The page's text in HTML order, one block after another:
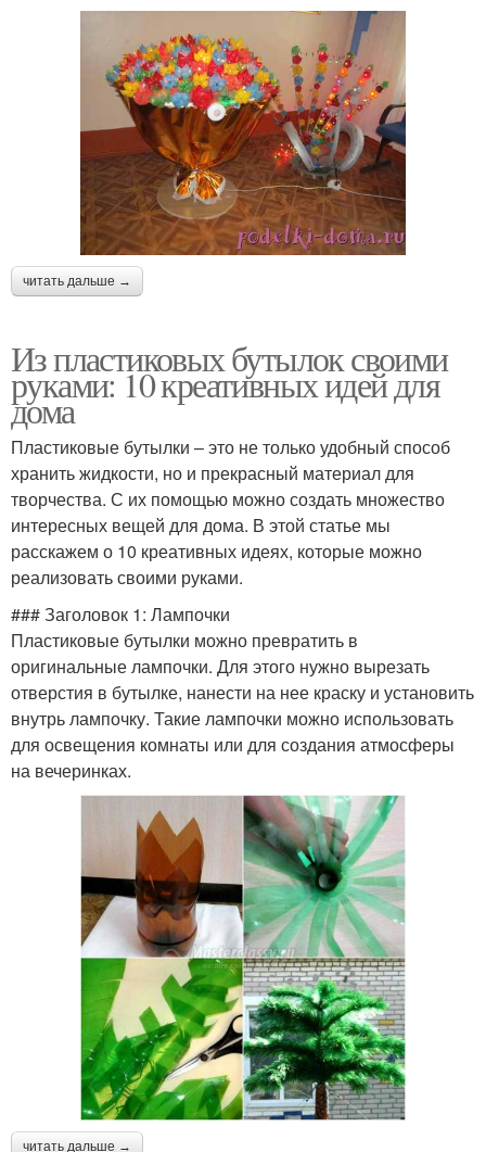
читать дальше →
Из пластиковых бутылок своими
руками: 10 креативных идей для
дома
Пластиковые бутылки – это не только удобный способ
хранить жидкости, но и прекрасный материал для
творчества. С их помощью можно создать множество
интересных вещей для дома. В этой статье мы
расскажем о 10 креативных идеях, которые можно
реализовать своими руками.
### Заголовок 1: Лампочки
Пластиковые бутылки можно превратить в
оригинальные лампочки. Для этого нужно вырезать
отверстия в бутылке, нанести на нее краску и установить
внутрь лампочку. Такие лампочки можно использовать
для освещения комнаты или для создания атмосферы
на вечеринках.
читать дальше →